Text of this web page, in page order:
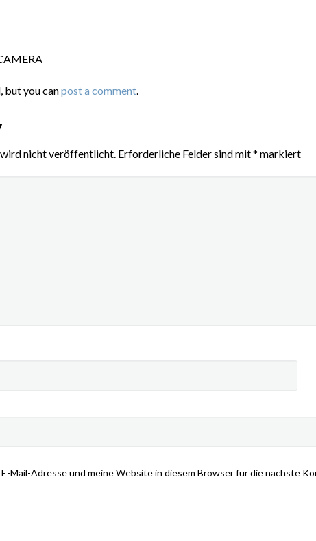
but you canpost a comment
nicht veröffentlicht. Erforderliche Felder sind mit* markiert
Mail-Adresse und meine Website in diesem Browser für die nächste